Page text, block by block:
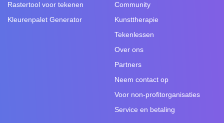
Rastertool voor tekenen
Kleurenpalet Generator
Community
Kunsttherapie
Tekenlessen
Over ons
Partners
Neem contact op
Voor non-profitorganisaties
Service en betaling